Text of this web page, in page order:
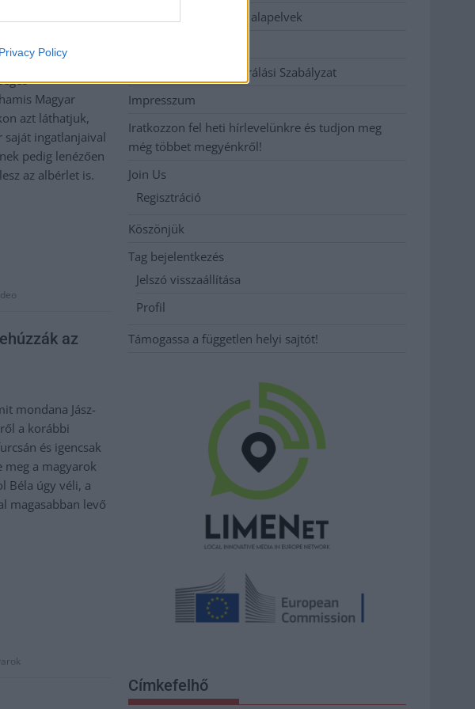
Privacy Policy
a fideszes
Magyar
azt láthatjuk,
saját ingatlanjaival
pedig lenézően
az albérlet is.
az
mondana Jász-
a korábbi
és igencsak
a magyarok
Béla úgy véli, a
magasabban levő
Etikai és függetlenségi alapelvek
Hozzászólási és Moderálási Szabályzat
Impresszum
Iratkozzon fel heti hírlevelünkre és tudjon meg
még többet megyénkről!
Join Us
Regisztráció
Köszönjük
Tag bejelentkezés
Jelszó visszaállítása
Profil
Támogassa a független helyi sajtót!
Címkefelhő